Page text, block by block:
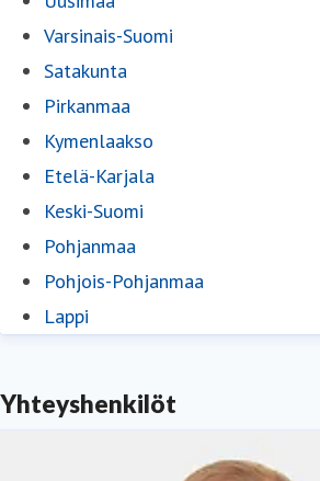
Varsinais-Suomi
Satakunta
Pirkanmaa
Kymenlaakso
Etelä-Karjala
Keski-Suomi
Pohjanmaa
Pohjois-Pohjanmaa
Lappi
Yhteyshenkilöt